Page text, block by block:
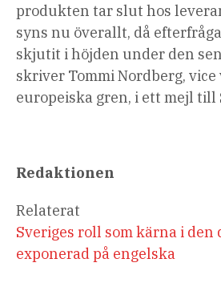
produkten tar slut hos
syns nu överallt, då
skjutit i höjden under den
skriver Tommi Nordberg,
europeiska gren, i ett mejl till
Redaktionen
Relaterat
Sveriges roll som kärna i den
exponerad på engelska